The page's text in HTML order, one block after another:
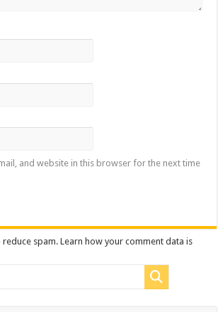
and website in this browser for the next time
reduce spam.Learn how your comment data is